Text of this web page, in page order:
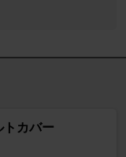
トカバー